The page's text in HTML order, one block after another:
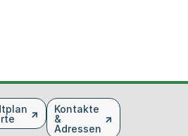
Kontakte
&
Adressen